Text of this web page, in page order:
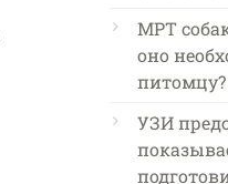
МРТ
оно
питомцу?
УЗИ